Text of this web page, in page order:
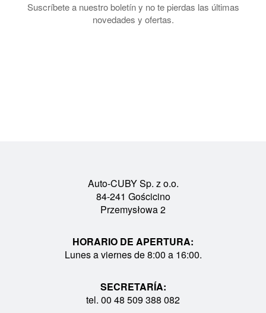
Suscríbete a nuestro boletín y no te pierdas las últimas
novedades y ofertas.
Auto-CUBY Sp. z o.o.
84-241 Gościcino
Przemysłowa 2
HORARIO DE APERTURA:
Lunes a viernes de 8:00 a 16:00.
SECRETARÍA:
tel. 00 48 509 388 082